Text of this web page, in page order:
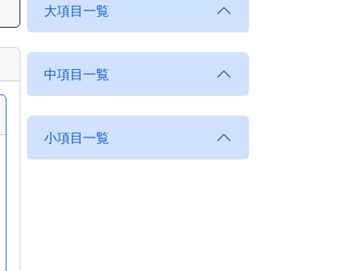
らせ
大項目一覧
中項目一覧
小項目一覧